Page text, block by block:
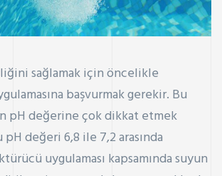
sağlamak için öncelikle
başvurmak gerekir. Bu
pH değerine çok dikkat etmek
değeri 6,8 ile 7,2 arasında
uygulaması kapsamında suyun